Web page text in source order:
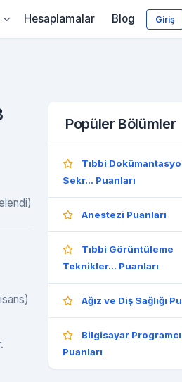
Giriş
Hesaplamalar Blog
Popüler Bölümler
Tıbbi
Sekr... Puanları
Anestezi Puanları
Tıbbi Görüntüleme
Teknikler... Puanları
Ağız ve Diş Sağlığı
Bilgisayar
Puanları